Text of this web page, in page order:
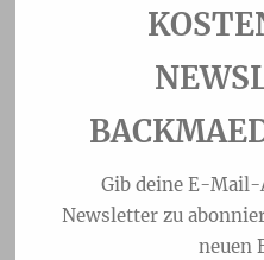
Gib deine E-Mail-
Newsletter zu
neuen